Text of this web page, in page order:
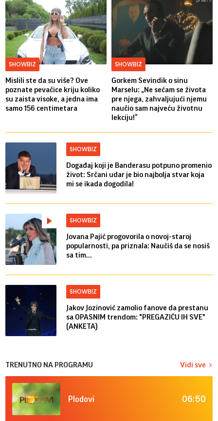
SHOWBIZ
Mislili ste da su više? Ove
poznate pevačice kriju koliko
su zaista visoke, a jedna ima
samo 156 centimetara
SHOWBIZ
Gorkem Sevindik o sinu
Marselu: „Ne sećam se života
pre njega, zahvaljujući njemu
naučio sam najveću životnu
lekciju!“
SHOWBIZ
Događaj koji je Banderasu potpuno promenio
život: Srčani udar je bio najbolja stvar koja
mi se ikada dogodila!
SHOWBIZ
Jovana Pajić progovorila o novoj-staroj
popularnosti, pa priznala: Naučiš da se nosiš
sa tim...
SHOWBIZ
Jakov Jozinović zamolio fanove da prestanu
sa OPASNIM trendom: "PREGAZIĆU IH SVE"
(ANKETA)
TRENUTNO NA PROGRAMU Vidi sve
Plodovi 06:50